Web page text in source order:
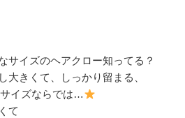
サイズのヘアクロー知ってる？
大きくて、しっかり留まる、
イズならでは…
て